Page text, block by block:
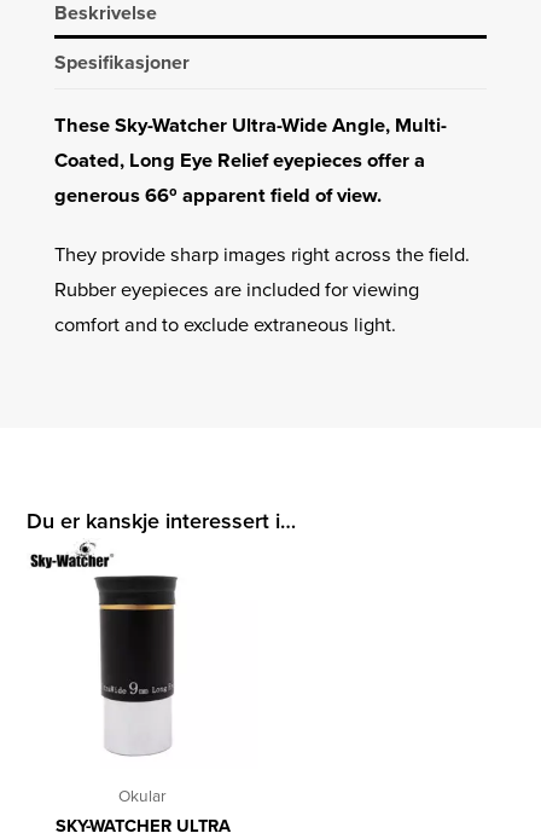
Beskrivelse
Spesifikasjoner
These Sky-Watcher Ultra-Wide Angle, Multi-
Coated, Long Eye Relief eyepieces offer a
generous 66º apparent field of view.
They provide sharp images right across the field.
Rubber eyepieces are included for viewing
comfort and to exclude extraneous light.
Du er kanskje interessert i…
Okular
SKY-WATCHER ULTRA